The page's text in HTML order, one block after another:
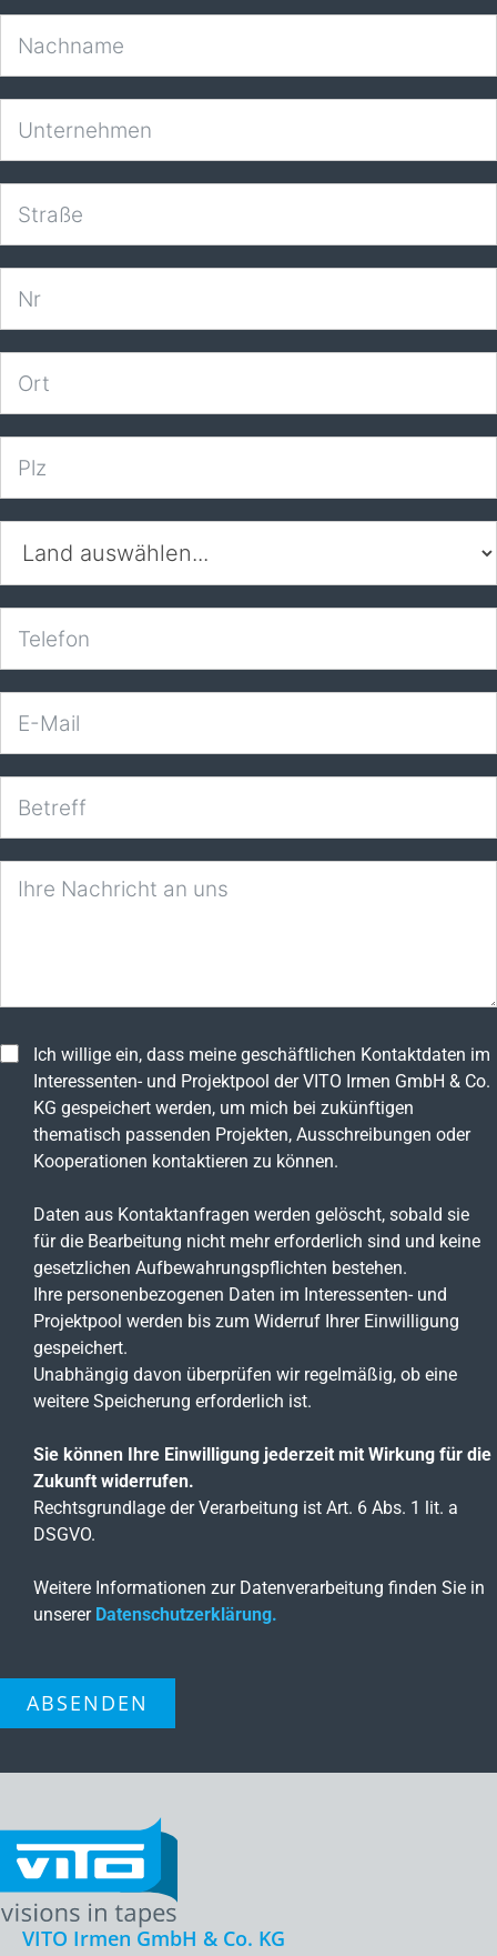
Ich willige ein, dass meine geschäftlichen Kontaktdaten im
Interessenten- und Projektpool der VITO Irmen GmbH & Co.
KG gespeichert werden, um mich bei zukünftigen
thematisch passenden Projekten, Ausschreibungen oder
Kooperationen kontaktieren zu können.
Daten aus Kontaktanfragen werden gelöscht, sobald sie
für die Bearbeitung nicht mehr erforderlich sind und keine
gesetzlichen Aufbewahrungspflichten bestehen.
Ihre personenbezogenen Daten im Interessenten- und
Projektpool werden bis zum Widerruf Ihrer Einwilligung
gespeichert.
Unabhängig davon überprüfen wir regelmäßig, ob eine
weitere Speicherung erforderlich ist.
Sie können Ihre Einwilligung jederzeit mit Wirkung für die
Zukunft widerrufen.
Rechtsgrundlage der Verarbeitung ist Art. 6 Abs. 1 lit. a
DSGVO.
Weitere Informationen zur Datenverarbeitung finden Sie in
unserer Datenschutzerklärung.
ABSENDEN
VITO Irmen GmbH & Co. KG